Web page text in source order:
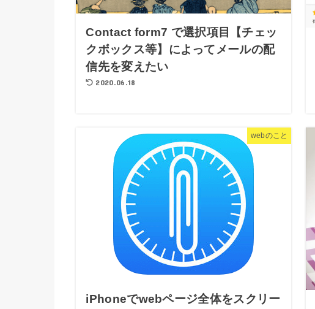
Contact form7 で選択項目【チェッ
クボックス等】によってメールの配
信先を変えたい
2020.06.18
webのこと
iPhoneでwebページ全体をスクリー